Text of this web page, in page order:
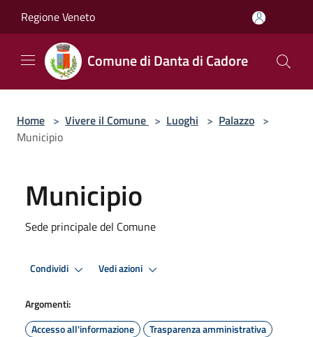
Regione Veneto
Comune di Danta di Cadore
Home > Vivere il Comune > Luoghi > Palazzo >
Municipio
Municipio
Sede principale del Comune
Condividi Vedi azioni
Argomenti:
Accesso all'informazione
Trasparenza amministrativa